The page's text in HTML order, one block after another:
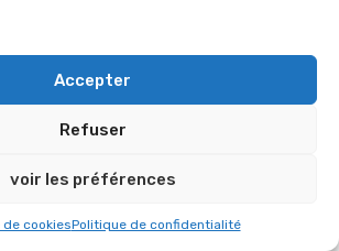
Accepter
Refuser
voir les préférences
cookiesPolitique de confidentialité